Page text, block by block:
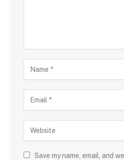
Save my name, email, and